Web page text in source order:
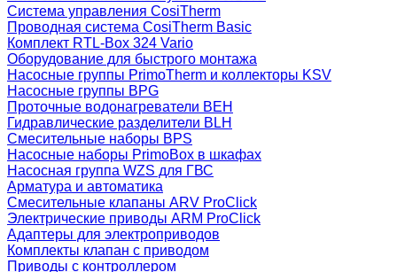
Система управления CosiTherm
Проводная система CosiTherm Basic
Комплект RTL‑Box 324 Vario
Оборудование для быстрого монтажа
Насосные группы PrimoTherm и коллекторы KSV
Насосные группы BPG
Проточные водонагреватели BEH
Гидравлические разделители BLH
Смесительные наборы BPS
Насосные наборы PrimoBox в шкафах
Насосная группа WZS для ГВС
Арматура и автоматика
Смесительные клапаны ARV ProClick
Электрические приводы ARM ProClick
Адаптеры для электроприводов
Комплекты клапан с приводом
Приводы с контроллером